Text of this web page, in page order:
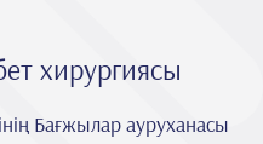
хирургиясы
Бағжылар ауруханасы